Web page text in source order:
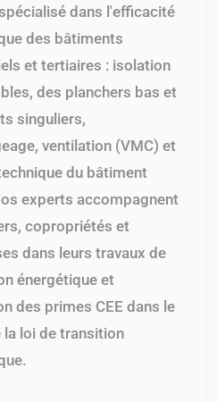
dans l'efficacité
des bâtiments
et tertiaires : isolation
des planchers bas et
singuliers,
ventilation (VMC) et
du bâtiment
experts accompagnent
copropriétés et
dans leurs travaux de
énergétique et
des primes CEE dans le
la loi de transition